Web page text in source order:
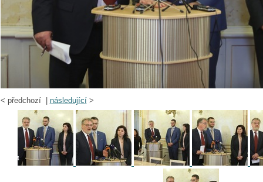
< předchozí | následující>